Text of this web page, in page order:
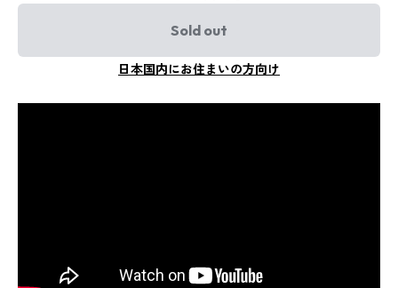
Sold out
日本国内にお住まいの方向け